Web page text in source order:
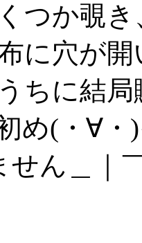
つか覗
に穴が
ちに結局
め(・∀・
せん＿｜